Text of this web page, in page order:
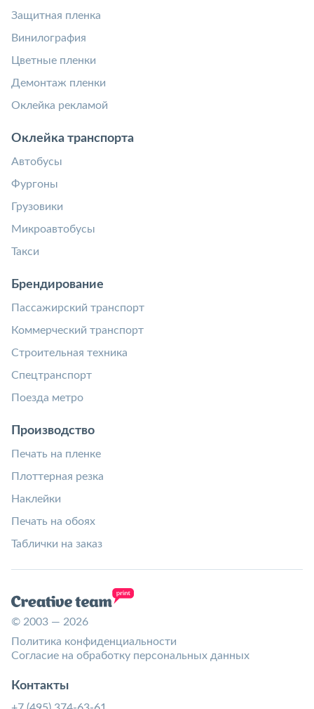
Защитная пленка
Винилография
Цветные пленки
Демонтаж пленки
Оклейка рекламой
Оклейка транспорта
Автобусы
Фургоны
Грузовики
Микроавтобусы
Такси
Брендирование
Пассажирский транспорт
Коммерческий транспорт
Строительная техника
Спецтранспорт
Поезда метро
Производство
Печать на пленке
Плоттерная резка
Наклейки
Печать на обоях
Таблички на заказ
© 2003 — 2026
Политика конфиденциальности
Согласие на обработку персональных данных
Контакты